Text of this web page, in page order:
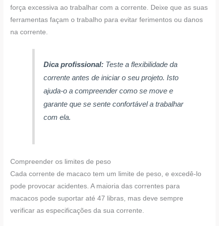
força excessiva ao trabalhar com a corrente. Deixe que as suas
ferramentas façam o trabalho para evitar ferimentos ou danos
na corrente.
Dica profissional: Teste a flexibilidade da
corrente antes de iniciar o seu projeto. Isto
ajuda-o a compreender como se move e
garante que se sente confortável a trabalhar
com ela.
Compreender os limites de peso
Cada corrente de macaco tem um limite de peso, e excedê-lo
pode provocar acidentes. A maioria das correntes para
macacos pode suportar até 47 libras, mas deve sempre
verificar as especificações da sua corrente.